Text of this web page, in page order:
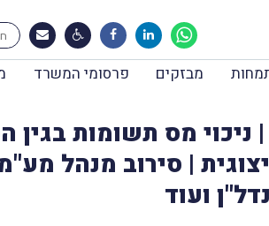
מבזקים פרסומי המשרד
מס תשומות בגין
| סירוב מנהל
ועוד